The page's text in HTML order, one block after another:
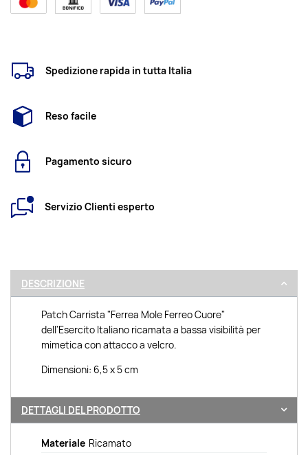
Spedizione rapida in tutta Italia
Reso facile
Pagamento sicuro
Servizio Clienti esperto
DESCRIZIONE
Patch Carrista "Ferrea Mole Ferreo Cuore"
dell'Esercito Italiano ricamata a bassa visibilità per
mimetica con attacco a velcro.
Dimensioni: 6,5 x 5 cm
DETTAGLI DEL PRODOTTO
Materiale Ricamato